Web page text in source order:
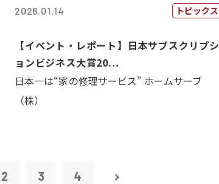
2026.01.14 トピックス
【イベント・レポート】日本サブスクリプシ
ョンビジネス大賞20...
日本一は“家の修理サービス” ホームサーブ
（株）
2 3 4